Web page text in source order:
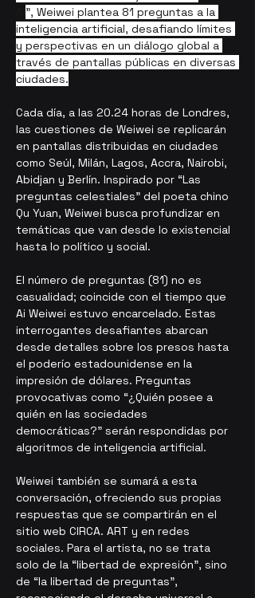
”, Weiwei plantea 81 preguntas a la
inteligencia artificial, desafiando límites
y perspectivas en un diálogo global a
través de pantallas públicas en diversas
ciudades.
Cada día, a las 20.24 horas de Londres,
las cuestiones de Weiwei se replicarán
en pantallas distribuidas en ciudades
como Seúl, Milán, Lagos, Accra, Nairobi,
Abidjan y Berlín. Inspirado por “Las
preguntas celestiales” del poeta chino
Qu Yuan, Weiwei busca profundizar en
temáticas que van desde lo existencial
hasta lo político y social.
El número de preguntas (81) no es
casualidad; coincide con el tiempo que
Ai Weiwei estuvo encarcelado. Estas
interrogantes desafiantes abarcan
desde detalles sobre los presos hasta
el poderío estadounidense en la
impresión de dólares. Preguntas
provocativas como “¿Quién posee a
quién en las sociedades
democráticas?” serán respondidas por
algoritmos de inteligencia artificial.
Weiwei también se sumará a esta
conversación, ofreciendo sus propias
respuestas que se compartirán en el
sitio web CIRCA. ART y en redes
sociales. Para el artista, no se trata
solo de la “libertad de expresión”, sino
de “la libertad de preguntas”,